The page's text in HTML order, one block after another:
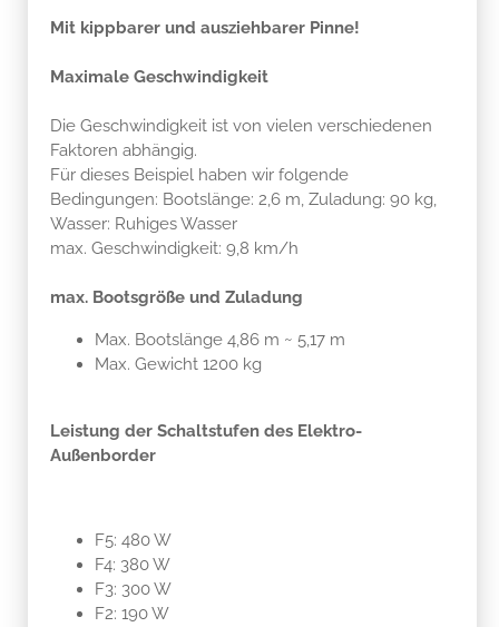
Mit kippbarer und ausziehbarer Pinne!
Maximale Geschwindigkeit
Die Geschwindigkeit ist von vielen verschiedenen
Faktoren abhängig.
Für dieses Beispiel haben wir folgende
Bedingungen: Bootslänge: 2,6 m, Zuladung: 90 kg,
Wasser: Ruhiges Wasser
max. Geschwindigkeit: 9,8 km/h
max. Bootsgröße und Zuladung
Max. Bootslänge 4,86 m ~ 5,17 m
Max. Gewicht 1200 kg
Leistung der Schaltstufen des Elektro-
Außenborder
F5: 480 W
F4: 380 W
F3: 300 W
F2: 190 W